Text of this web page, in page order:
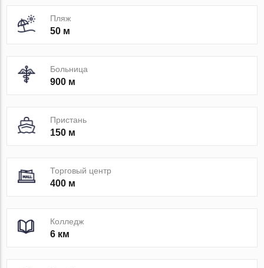
Пляж
50 м
Больница
900 м
Пристань
150 м
Торговый центр
400 м
Колледж
6 км